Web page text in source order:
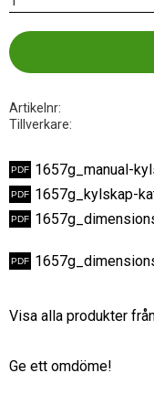
Artikelnr
Tillverkare
1657g_manual-
1657g_kylskap-
Visa alla produkter
Ge ett omdöme!